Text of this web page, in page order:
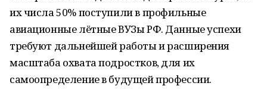
их числа 50% поступили в профильные
авиационные лётные ВУЗы РФ. Данные успехи
требуют дальнейшей работы и расширения
масштаба охвата подростков, для их
самоопределение в будущей профессии.